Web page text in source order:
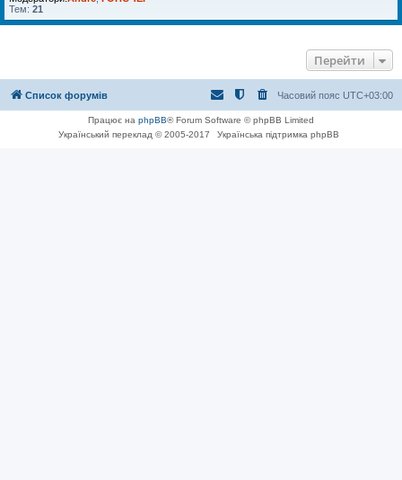
Тем: 21
Перейти
Список форумів Часовий пояс UTC+03:00
Працює на phpBB® Forum Software © phpBB Limited
Український переклад © 2005-2017
Українська підтримка phpBB